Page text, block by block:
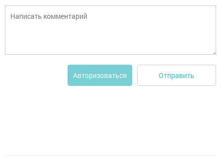
Авторизоваться Отправить